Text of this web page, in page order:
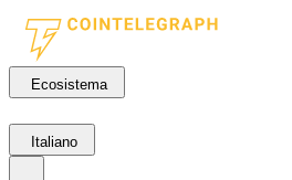
Ecosistema
Italiano